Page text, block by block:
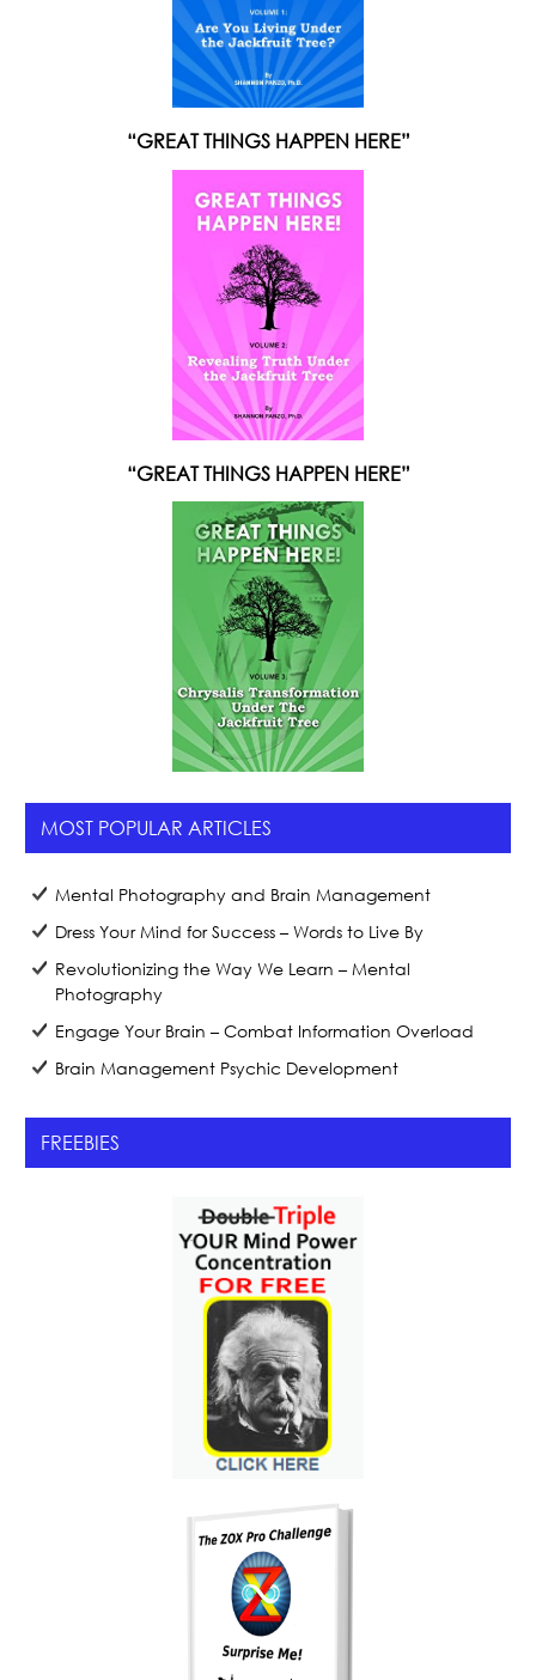
“GREAT THINGS HAPPEN HERE”
“GREAT THINGS HAPPEN HERE”
MOST POPULAR ARTICLES
Mental Photography and Brain Management
Dress Your Mind for Success – Words to Live By
Revolutionizing the Way We Learn – Mental
Photography
Engage Your Brain – Combat Information Overload
Brain Management Psychic Development
FREEBIES